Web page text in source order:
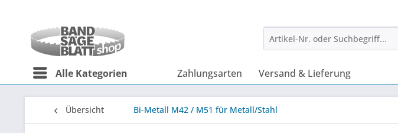
Alle Kategorien Zahlungsarten Versand & Lieferung
Übersicht Bi-Metall M42 / M51 für Metall/Stahl